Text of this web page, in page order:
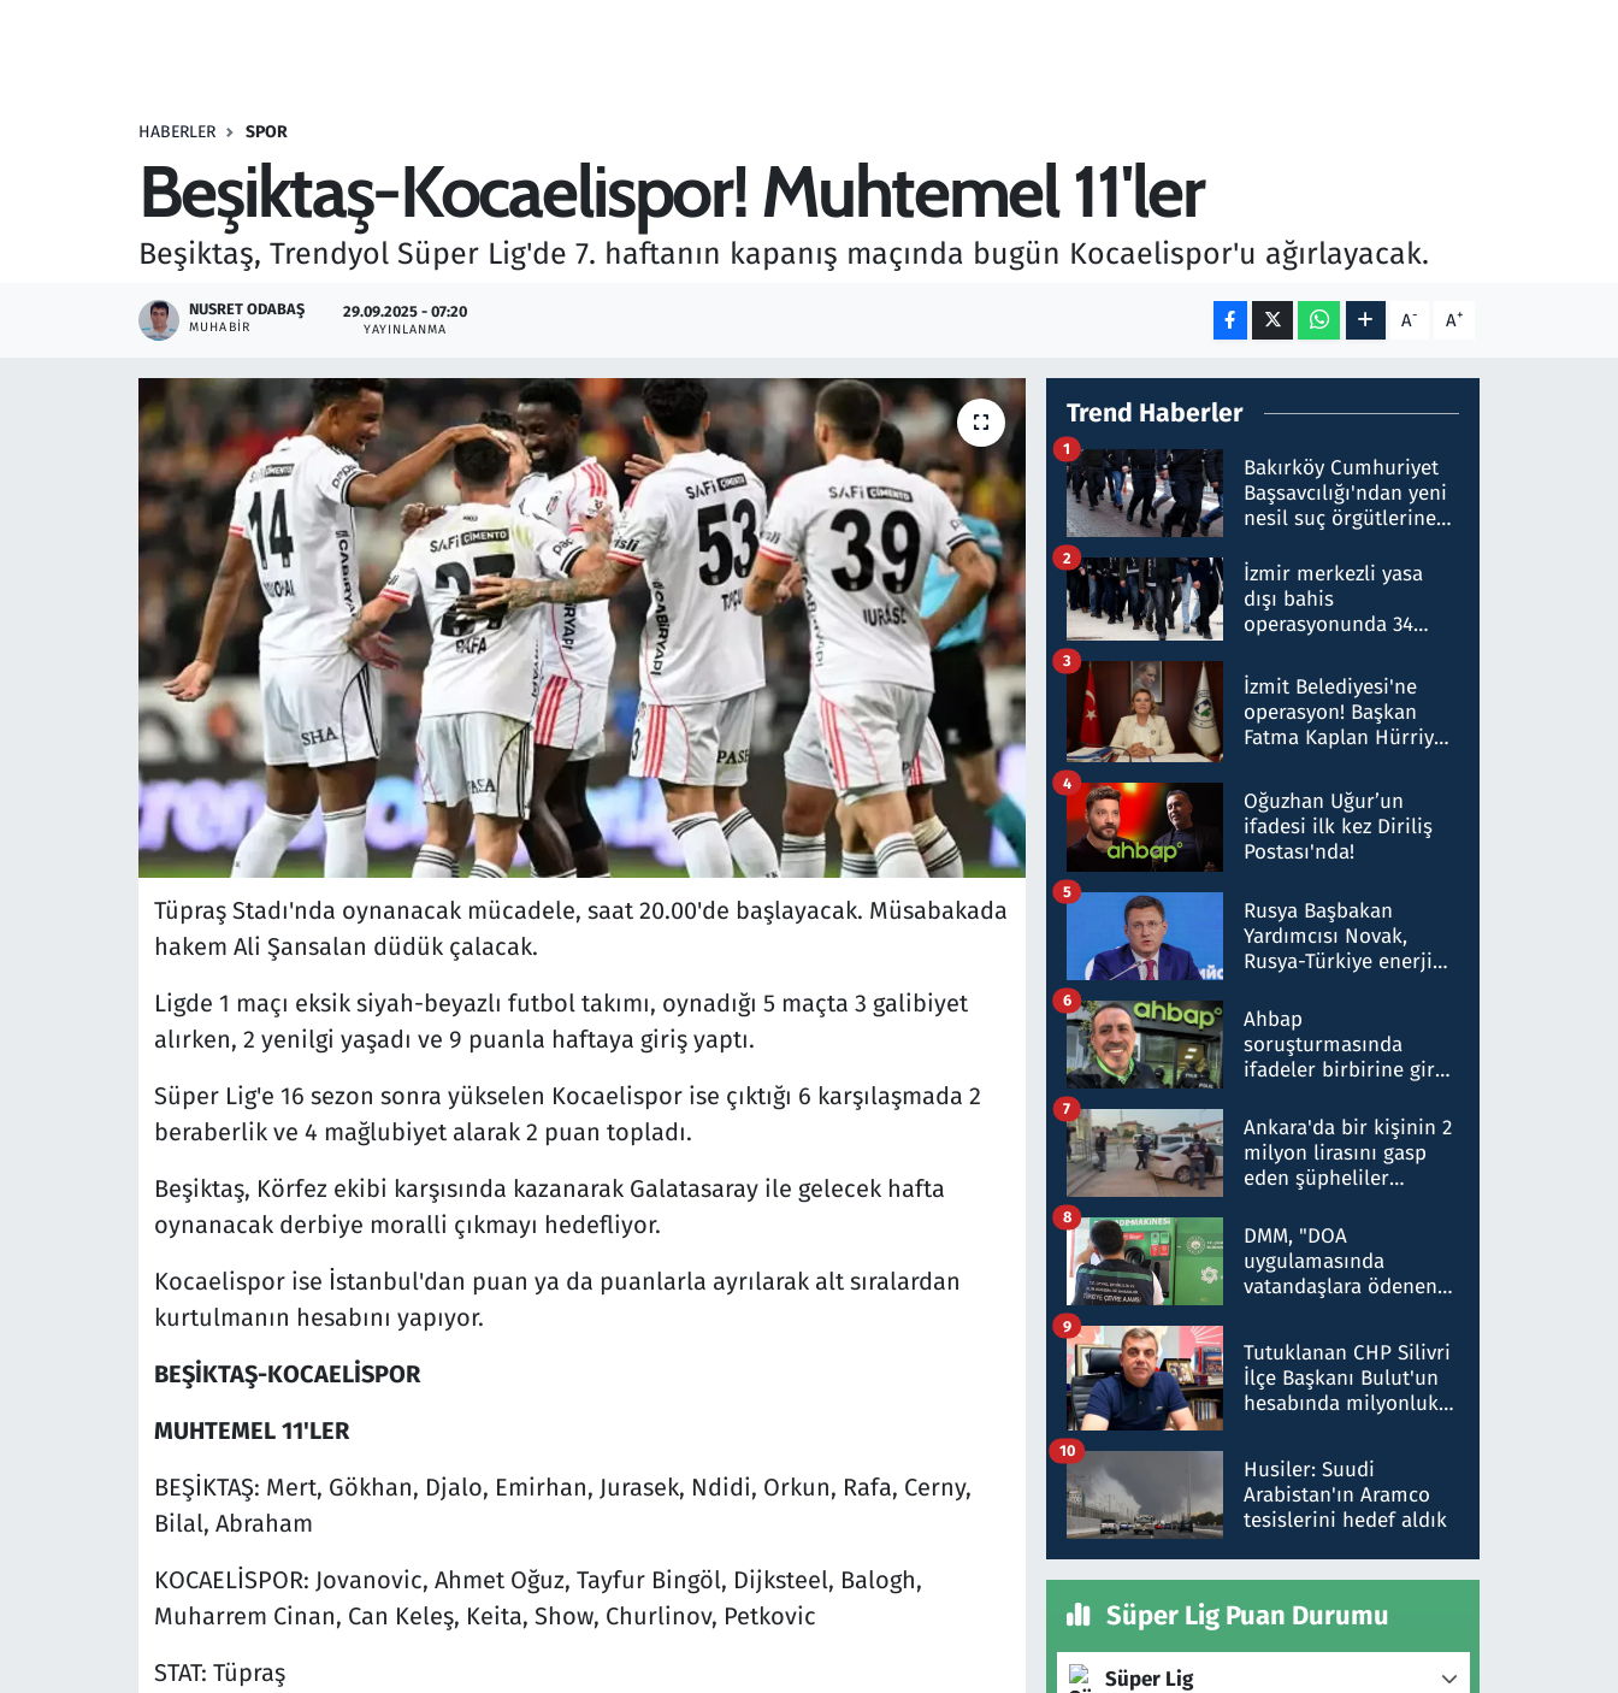
HABERLER SPOR
Beşiktaş-Kocaelispor! Muhtemel 11'ler
Beşiktaş, Trendyol Süper Lig'de 7. haftanın kapanış maçında bugün Kocaelispor'u ağırlayacak.
NUSRET ODABAŞ
MUHABIR
29.09.2025 - 07:20
YAYINLANMA A- A+
Tüpraş Stadı'nda oynanacak mücadele, saat 20.00'de başlayacak. Müsabakada
hakem Ali Şansalan düdük çalacak.
Ligde 1 maçı eksik siyah-beyazlı futbol takımı, oynadığı 5 maçta 3 galibiyet
alırken, 2 yenilgi yaşadı ve 9 puanla haftaya giriş yaptı.
Süper Lig'e 16 sezon sonra yükselen Kocaelispor ise çıktığı 6 karşılaşmada 2
beraberlik ve 4 mağlubiyet alarak 2 puan topladı.
Beşiktaş, Körfez ekibi karşısında kazanarak Galatasaray ile gelecek hafta
oynanacak derbiye moralli çıkmayı hedefliyor.
Kocaelispor ise İstanbul'dan puan ya da puanlarla ayrılarak alt sıralardan
kurtulmanın hesabını yapıyor.
BEŞİKTAŞ-KOCAELİSPOR
MUHTEMEL 11'LER
BEŞİKTAŞ: Mert, Gökhan, Djalo, Emirhan, Jurasek, Ndidi, Orkun, Rafa, Cerny,
Bilal, Abraham
KOCAELİSPOR: Jovanovic, Ahmet Oğuz, Tayfur Bingöl, Dijksteel, Balogh,
Muharrem Cinan, Can Keleş, Keita, Show, Churlinov, Petkovic
STAT: Tüpraş
Trend Haberler
Bakırköy Cumhuriyet
Başsavcılığı'ndan yeni
nesil suç örgütlerine
hakkında gözaltı kararı
1
İzmir merkezli yasa
dışı bahis
operasyonunda 34
Milyar liralık para
trafiği tespit edildi
2
İzmit Belediyesi'ne
operasyon! Başkan
Fatma Kaplan Hürriyet
3
Oğuzhan Uğur’un
ifadesi ilk kez Diriliş
Postası'nda!
4
Rusya Başbakan
Yardımcısı Novak,
Rusya-Türkiye enerji
nitelikte olduğunu
belirtti
5
Ahbap
soruşturmasında
ifadeler birbirine girdi:
ifadelerinden ortaya
çıkan tablo şok etti
6
Ankara'da bir kişinin 2
milyon lirasını gasp
eden şüpheliler
7
DMM, "DOA
uygulamasında
vatandaşlara ödenen
düşürüldüğü" iddiasını
yalanladı
8
Tutuklanan CHP Silivri
İlçe Başkanı Bulut'un
hesabında milyonluk
talimat verdi, ben
gönderdim
9
Husiler: Suudi
Arabistan'ın Aramco
tesislerini hedef aldık
10
Süper Lig Puan Durumu
Süper Lig
Savunma Sanayi
Seçim 2023
Teknoloji ve Bilim
Televizyon